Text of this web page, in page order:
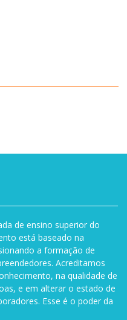
de ensino superior do
está baseado na
a formação de
Acreditamos
na qualidade de
e em alterar o estado de
Esse é o poder da